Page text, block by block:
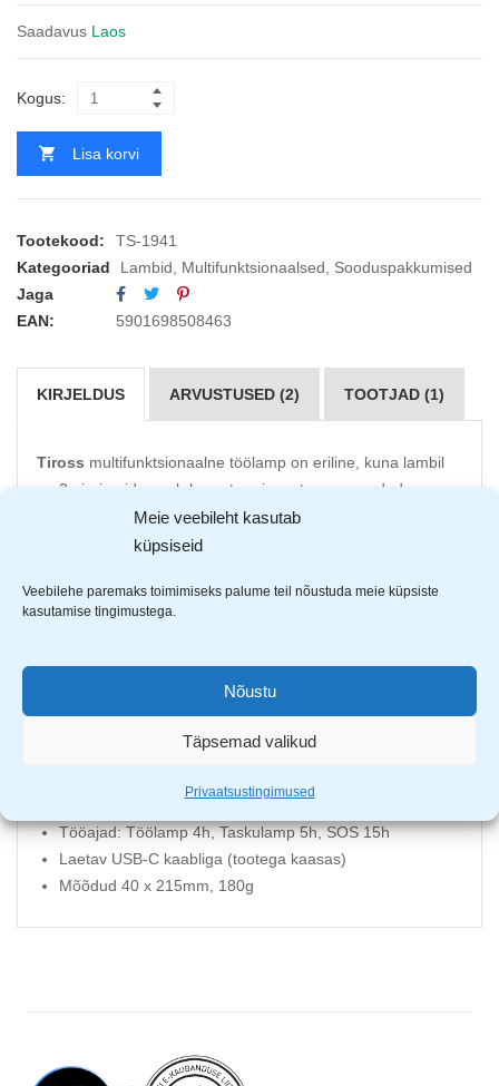
Meie veebileht kasutab
küpsiseid
Veebilehe paremaks toimimiseks palume teil nõustuda meie küpsiste
kasutamise tingimustega.
Nõustu
Täpsemad valikud
Privaatsustingimused
Saadavus Laos
Kogus:
Lisa korvi
Tootekood:
TS-1941
Kategooriad
Lambid Multifunktsionaalsed
Sooduspakkumised
Jaga
EAN:
5901698508463
KIRJELDUS ARVUSTUSED (2) TOOTJAD (1)
Tiross multifunktsionaalne töölamp on eriline, kuna lambil
on 3 pirni, mida saab keerata erinevatesse suundadesse,
moodustades harkjala kujuline töölamp.
Põhjas asub ka võimekas taskulamp ning lisaks saab toodet
matkamisel või majapidamises kasutamiseks.
Punane tuli: 24 punast diood LED-i
Valgustemperatuur: 6500k
Töölambil on magnet ja konks
Tööajad: Töölamp 4h, Taskulamp 5h, SOS 15h
Laetav USB-C kaabliga (tootega kaasas)
Mõõdud 40 x 215mm, 180g